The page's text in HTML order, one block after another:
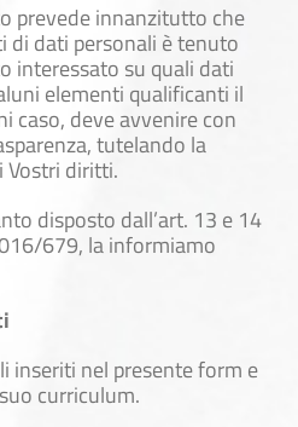
prevede innanzitutto che
dati personali è tenuto
interessato su quali dati
elementi qualificanti il
caso, deve avvenire con
tutelando la
Vostri diritti.
disposto dall’art. 13 e 14
679, la informiamo
inseriti nel presente form e
curriculum.